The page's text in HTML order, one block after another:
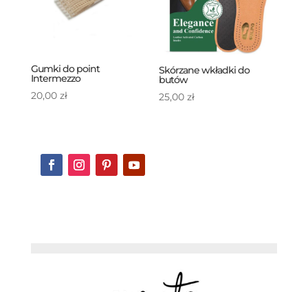
Gumki do point
Intermezzo
20,00 zł
Skórzane wkładki do
butów
25,00zł